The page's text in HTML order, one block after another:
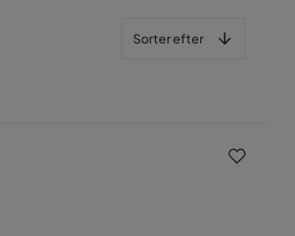
Sorter efter